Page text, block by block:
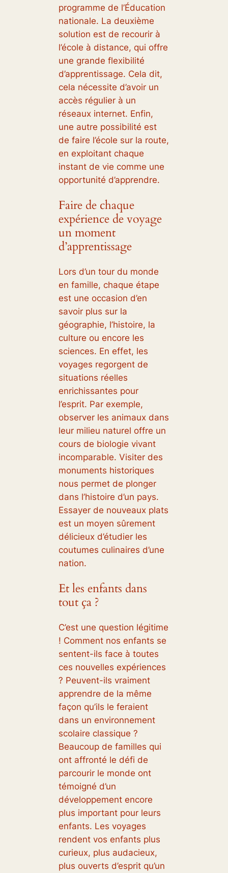
programme de l’Éducation
nationale. La deuxième
solution est de recourir à
l’école à distance, qui offre
une grande flexibilité
d’apprentissage. Cela dit,
cela nécessite d’avoir un
accès régulier à un
réseaux internet. Enfin,
une autre possibilité est
de faire l’école sur la route,
en exploitant chaque
instant de vie comme une
opportunité d’apprendre.
Faire de chaque
expérience de voyage
un moment
d’apprentissage
Lors d’un tour du monde
en famille, chaque étape
est une occasion d’en
savoir plus sur la
géographie, l’histoire, la
culture ou encore les
sciences. En effet, les
voyages regorgent de
situations réelles
enrichissantes pour
l’esprit. Par exemple,
observer les animaux dans
leur milieu naturel offre un
cours de biologie vivant
incomparable. Visiter des
monuments historiques
nous permet de plonger
dans l’histoire d’un pays.
Essayer de nouveaux plats
est un moyen sûrement
délicieux d’étudier les
coutumes culinaires d’une
nation.
Et les enfants dans
tout ça ?
C’est une question légitime
! Comment nos enfants se
sentent-ils face à toutes
ces nouvelles expériences
? Peuvent-ils vraiment
apprendre de la même
façon qu’ils le feraient
dans un environnement
scolaire classique ?
Beaucoup de familles qui
ont affronté le défi de
parcourir le monde ont
témoigné d’un
développement encore
plus important pour leurs
enfants. Les voyages
rendent vos enfants plus
curieux, plus audacieux,
plus ouverts d’esprit qu’un